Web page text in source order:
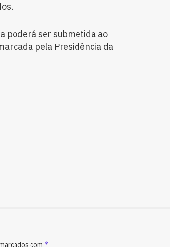
poderá ser submetida ao
pela Presidência da
com *